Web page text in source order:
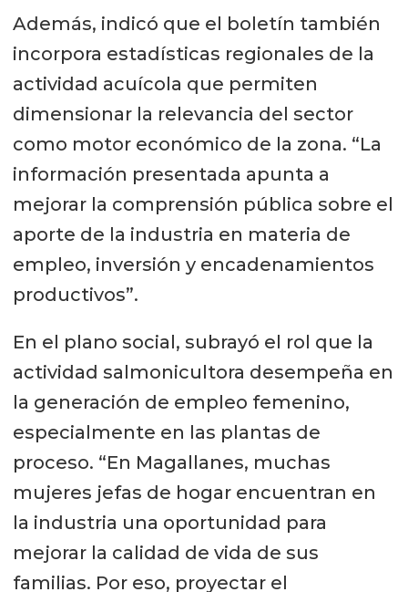
Además, indicó que el boletín también
incorpora estadísticas regionales de la
actividad acuícola que permiten
dimensionar la relevancia del sector
como motor económico de la zona. “La
información presentada apunta a
mejorar la comprensión pública sobre el
aporte de la industria en materia de
empleo, inversión y encadenamientos
productivos”.
En el plano social, subrayó el rol que la
actividad salmonicultora desempeña en
la generación de empleo femenino,
especialmente en las plantas de
proceso. “En Magallanes, muchas
mujeres jefas de hogar encuentran en
la industria una oportunidad para
mejorar la calidad de vida de sus
familias. Por eso, proyectar el